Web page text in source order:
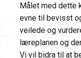
Målet med dette
evne til bevisst
veilede og
læreplanen og
Vi vil bidra til at